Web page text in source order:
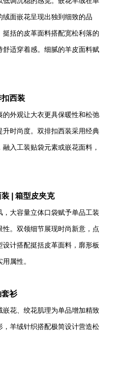
面嵌花呈现出独到细致的品
挺括的皮革面料搭配宽松利落的
适穿着感。细腻的羊皮面料赋
西装
的外观让大衣更具保暖性和松弛
升时尚度。双排扣西装采用经典
入工装贴袋元素或嵌花面料，
| 箱型皮夹克
大容量立体口袋赋予单品工装
性。双领细节展现时尚新意，点
设计搭配挺括皮革面料，廓形板
属性。
套衫
花、绞花肌理为单品增加精致
，羊绒针织搭配极简设计营造松